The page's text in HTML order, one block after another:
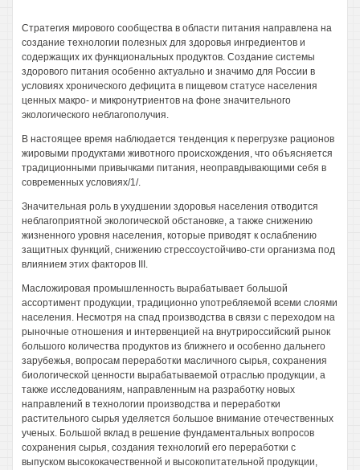
Стратегия мирового сообщества в области питания направлена на
создание технологии полезных для здоровья ингредиентов и
содержащих их функциональных продуктов. Создание системы
здорового питания особенно актуально и значимо для России в
условиях хронического дефицита в пищевом статусе населения
ценных макро- и микронутриентов на фоне значительного
экологического неблагополучия.
В настоящее время наблюдается тенденция к перегрузке рационов
жировыми продуктами животного происхождения, что объясняется
традиционными привычками питания, неоправдывающими себя в
современных условиях/1/.
Значительная роль в ухудшении здоровья населения отводится
неблагоприятной экологической обстановке, а также снижению
жизненного уровня населения, которые приводят к ослаблению
защитных функций, снижению стрессоустойчиво-сти организма под
влиянием этих факторов III.
Масложировая промышленность вырабатывает большой
ассортимент продукции, традиционно употребляемой всеми слоями
населения. Несмотря на спад производства в связи с переходом на
рыночные отношения и интервенцией на внутрироссийский рынок
большого количества продуктов из ближнего и особенно дальнего
зарубежья, вопросам переработки масличного сырья, сохранения
биологической ценности вырабатываемой отраслью продукции, а
также исследованиям, направленным на разработку новых
направлений в технологии производства и переработки
растительного сырья уделяется большое внимание отечественных
ученых. Большой вклад в решение фундаментальных вопросов
сохранения сырья, создания технологий его переработки с
выпуском высококачественной и высокопитательной продукции,